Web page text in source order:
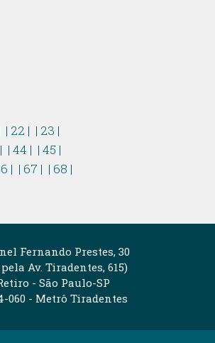
| 22 | | 23 |
| 44 | | 45 |
| | 67 | | 68 |
Fernando Prestes, 30
Av. Tiradentes, 615)
- São Paulo-SP
060 - Metrô Tiradentes